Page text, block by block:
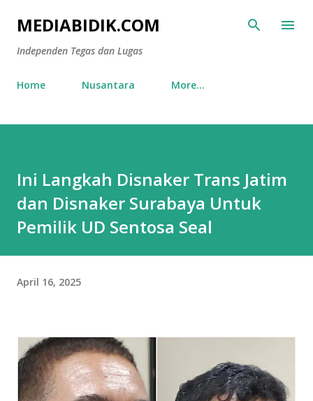
Skip to main content
MEDIABIDIK.COM
Independen Tegas dan Lugas
Home Nusantara More…
Ini Langkah Disnaker Trans Jatim
dan Disnaker Surabaya Untuk
Pemilik UD Sentosa Seal
April 16, 2025